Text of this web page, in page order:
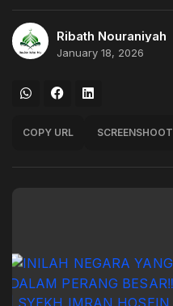
Ribath Nouraniyah
January 18, 2026
COPY URL SCREENSHOOT